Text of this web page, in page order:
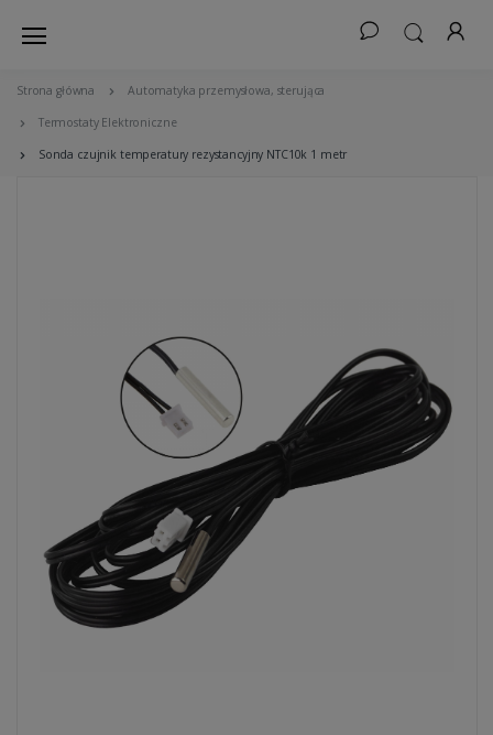
Strona główna Automatyka przemysłowa, sterująca
Termostaty Elektroniczne
Sonda czujnik temperatury rezystancyjny NTC10k 1 metr